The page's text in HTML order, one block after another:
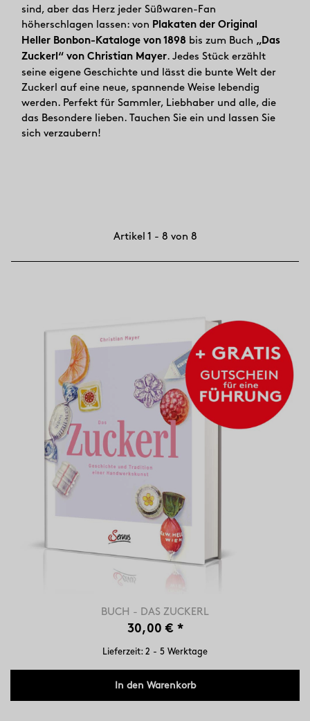
sind, aber das Herz jeder Süßwaren-Fan
höherschlagen lassen: von Plakaten der Original
Heller Bonbon-Kataloge von 1898 bis zum Buch „Das
Zuckerl“ von Christian Mayer. Jedes Stück erzählt
seine eigene Geschichte und lässt die bunte Welt der
Zuckerl auf eine neue, spannende Weise lebendig
werden. Perfekt für Sammler, Liebhaber und alle, die
das Besondere lieben. Tauchen Sie ein und lassen Sie
sich verzaubern!
Artikel 1 - 8 von 8
BUCH - DAS ZUCKERL
30,00 € *
Lieferzeit: 2 - 5 Werktage
In den Warenkorb